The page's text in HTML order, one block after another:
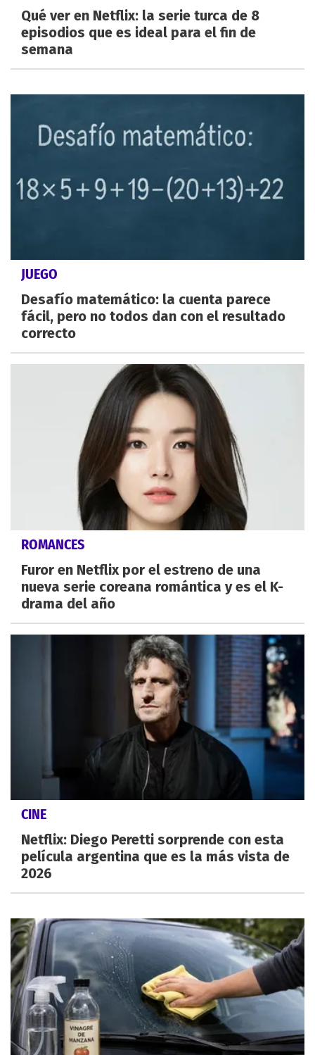
Qué ver en Netflix: la serie turca de 8
episodios que es ideal para el fin de
semana
JUEGO
Desafío matemático: la cuenta parece
fácil, pero no todos dan con el resultado
correcto
ROMANCES
Furor en Netflix por el estreno de una
nueva serie coreana romántica y es el K-
drama del año
CINE
Netflix: Diego Peretti sorprende con esta
película argentina que es la más vista de
2026